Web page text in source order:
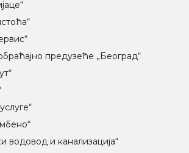
предузеће „Београд“
водовод и канализација“